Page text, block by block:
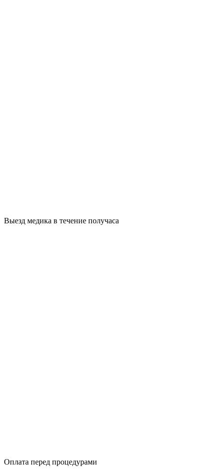
Выезд медика в течение получаса
Оплата перед процедурами